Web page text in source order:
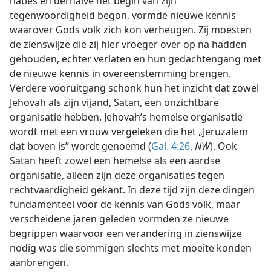
tegenwoordigheid begon, vormde nieuwe kennis
waarover Gods volk zich kon verheugen. Zij moesten
de zienswijze die zij hier vroeger over op na hadden
gehouden, echter verlaten en hun gedachtengang met
de nieuwe kennis in overeenstemming brengen.
Verdere vooruitgang schonk hun het inzicht dat zowel
Jehovah als zijn vijand, Satan, een onzichtbare
organisatie hebben. Jehovah’s hemelse organisatie
wordt met een vrouw vergeleken die het „Jeruzalem
dat boven is” wordt genoemd (Gal. 4:26, NW). Ook
Satan heeft zowel een hemelse als een aardse
organisatie, alleen zijn deze organisaties tegen
rechtvaardigheid gekant. In deze tijd zijn deze dingen
fundamenteel voor de kennis van Gods volk, maar
verscheidene jaren geleden vormden ze nieuwe
begrippen waarvoor een verandering in zienswijze
nodig was die sommigen slechts met moeite konden
aanbrengen.